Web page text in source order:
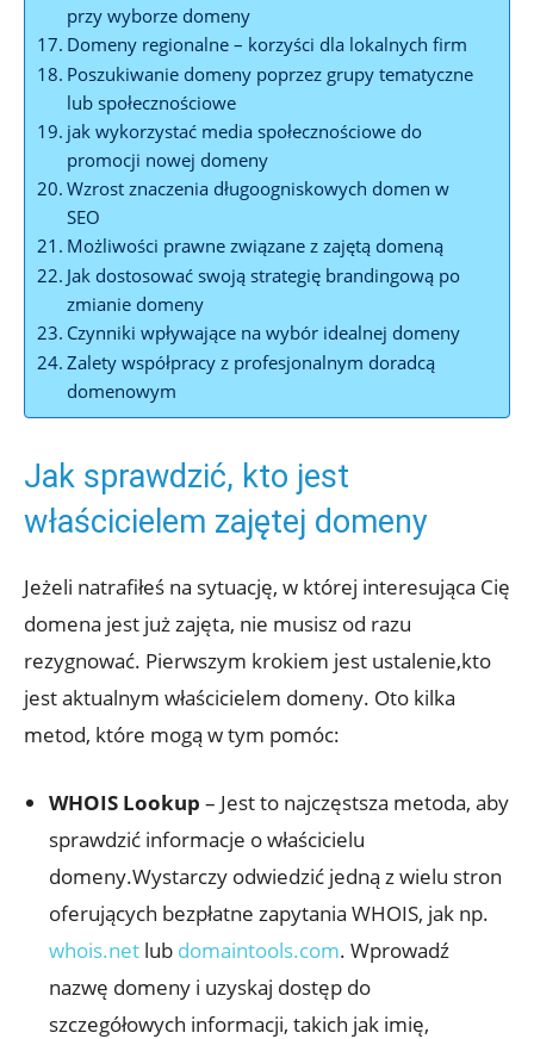
przy wyborze domeny
Domeny regionalne – korzyści dla lokalnych firm
Poszukiwanie domeny poprzez grupy tematyczne
lub społecznościowe
jak wykorzystać media społecznościowe do
promocji nowej domeny
Wzrost znaczenia długoogniskowych domen w
SEO
Możliwości prawne związane z zajętą domeną
Jak dostosować swoją strategię brandingową po
zmianie domeny
Czynniki wpływające na wybór idealnej domeny
Zalety współpracy z profesjonalnym doradcą
domenowym
Jak sprawdzić, kto jest
właścicielem zajętej domeny
Jeżeli natrafiłeś na sytuację, w której interesująca Cię
domena jest już zajęta, nie musisz od razu
rezygnować. Pierwszym krokiem jest ustalenie,kto
jest aktualnym właścicielem domeny. Oto kilka
metod, które mogą w tym pomóc:
WHOIS Lookup – Jest to najczęstsza metoda, aby
sprawdzić informacje o właścicielu
domeny.Wystarczy odwiedzić jedną z wielu stron
oferujących bezpłatne zapytania WHOIS, jak np.
whois.net lub domaintools.com. Wprowadź
nazwę domeny i uzyskaj dostęp do
szczegółowych informacji, takich jak imię,